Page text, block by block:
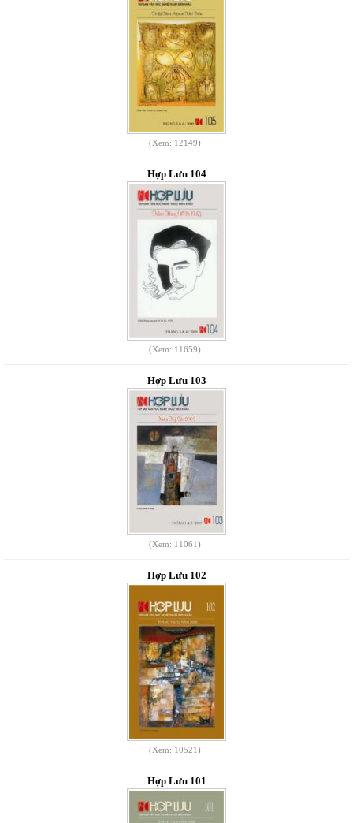
(Xem: 12149)
Hợp Lưu 104
(Xem: 11659)
Hợp Lưu 103
(Xem: 11061)
Hợp Lưu 102
(Xem: 10521)
Hợp Lưu 101